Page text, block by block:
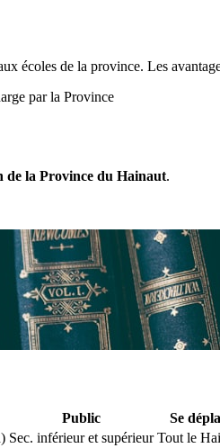
écoles de la province. Les
par la Province
de la Province du Hainaut.
Public
Se
Sec. inférieur et supérieur Tout le